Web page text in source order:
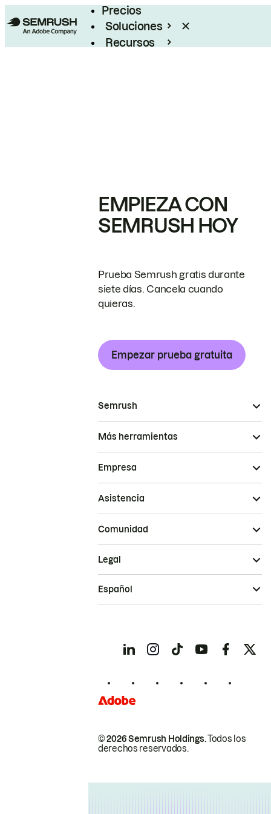
Precios
Soluciones
Recursos
EMPIEZA CON
SEMRUSH HOY
Prueba Semrush gratis durante
siete días. Cancela cuando
quieras.
Empezar prueba gratuita
Semrush
Más herramientas
Empresa
Asistencia
Comunidad
© 2026 Semrush Holdings.Todos los
derechos reservados.
Legal
Español